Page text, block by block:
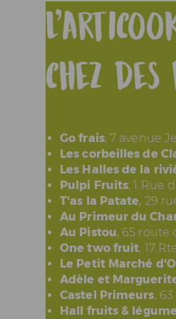
chez
Go frais, 7 avenue
Les corbeilles de
Les Halles de la
Pulpi Fruits, 1 Rue
T'as la Patate, 29
Au Primeur du
Au Pistou, 65 route
One two fruit, 17
Le Petit Marché
Adèle et
Castel Primeurs,
Hall fruits &